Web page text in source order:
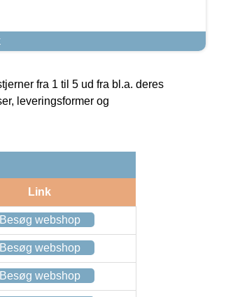
fra 1 til 5 ud fra bl.a. deres
leveringsformer og
Link
Besøg webshop
Besøg webshop
Besøg webshop